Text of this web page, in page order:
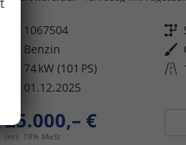
1067504 Getriebe
Benzin Außenfarbe
74 kW (101 PS) Kilometerstand
01.12.2025
25.000,– €
incl. 19% MwSt.